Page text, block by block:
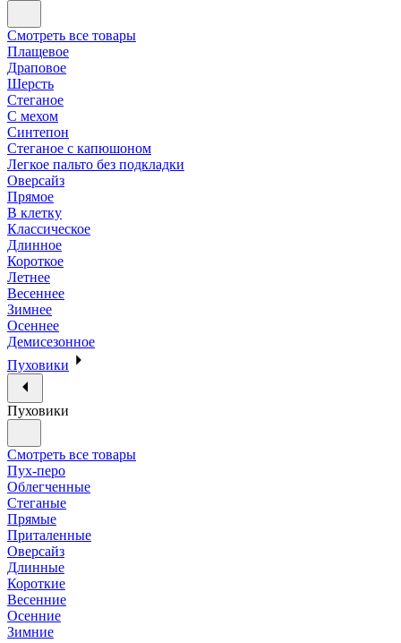
Смотреть все товары
Плащевое
Драповое
Шерсть
Стеганое
С мехом
Синтепон
Стеганое с капюшоном
Легкое пальто без подкладки
Оверсайз
Прямое
В клетку
Классическое
Длинное
Короткое
Летнее
Весеннее
Зимнее
Осеннее
Демисезонное
Пуховики
Пуховики
Смотреть все товары
Пух-перо
Облегченные
Стеганые
Прямые
Приталенные
Оверсайз
Длинные
Короткие
Весенние
Осенние
Зимние